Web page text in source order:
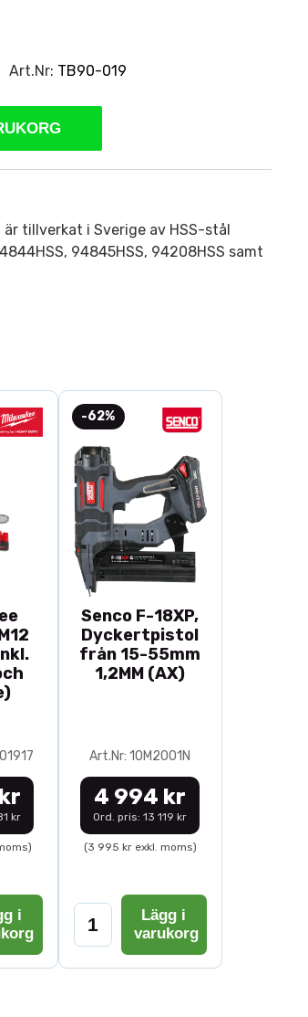
Art.Nr: TB90-019
tillverkat i Sverige av HSS-stål
94845HSS, 94208HSS samt
kr
i
-62%
Senco F-18XP,
Dyckertpistol
från 15-55mm
1,2MM (AX)
Art.Nr: 10M2001N
4 994 kr
Ord. pris: 13 119 kr
(3 995 kr exkl. moms)
Lägg i
varukorg